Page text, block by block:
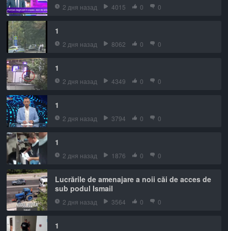
2 дня назад 4015 0 0
1
2 дня назад 8062 0 0
1
2 дня назад 4349 0 0
1
2 дня назад 3794 0 0
1
2 дня назад 1876 0 0
Lucrările de amenajare a noii căi de acces de
sub podul Ismail
2 дня назад 3564 0 0
1